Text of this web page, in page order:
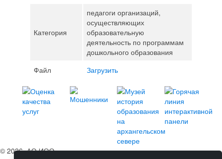
Категория
педагоги организаций,
осуществляющих
образовательную
деятельность по программам
дошкольного образования
Файл
Загрузить
© 2026, АО ИОО